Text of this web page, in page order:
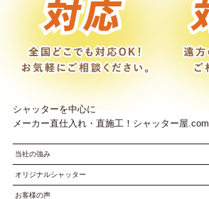
シャッターを中心に
メーカー直仕入れ・直施工！シャッター屋.com
当社の強み
オリジナルシャッター
お客様の声